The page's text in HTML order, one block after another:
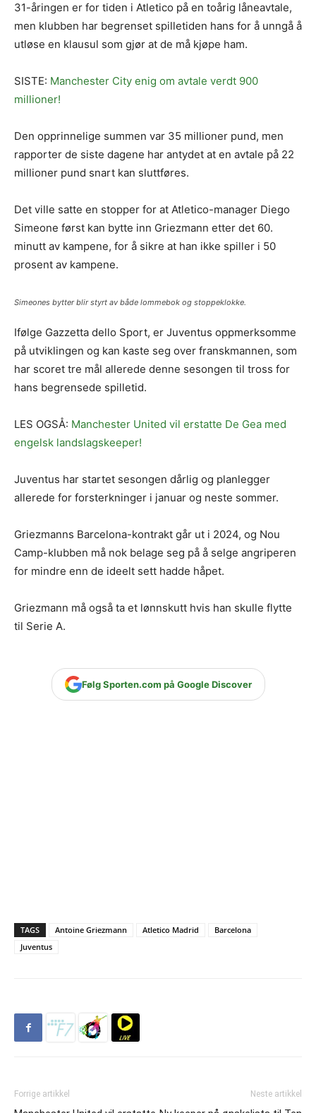
31-åringen er for tiden i Atletico på en toårig låneavtale,
men klubben har begrenset spilletiden hans for å unngå å
utløse en klausul som gjør at de må kjøpe ham.
SISTE: Manchester City enig om avtale verdt 900
millioner!
Den opprinnelige summen var 35 millioner pund, men
rapporter de siste dagene har antydet at en avtale på 22
millioner pund snart kan sluttføres.
Det ville satte en stopper for at Atletico-manager Diego
Simeone først kan bytte inn Griezmann etter det 60.
minutt av kampene, for å sikre at han ikke spiller i 50
prosent av kampene.
Simeones bytter blir styrt av både lommebok og stoppeklokke.
Ifølge Gazzetta dello Sport, er Juventus oppmerksomme
på utviklingen og kan kaste seg over franskmannen, som
har scoret tre mål allerede denne sesongen til tross for
hans begrensede spilletid.
LES OGSÅ: Manchester United vil erstatte De Gea med
engelsk landslagskeeper!
Juventus har startet sesongen dårlig og planlegger
allerede for forsterkninger i januar og neste sommer.
Griezmanns Barcelona-kontrakt går ut i 2024, og Nou
Camp-klubben må nok belage seg på å selge angriperen
for mindre enn de ideelt sett hadde håpet.
Griezmann må også ta et lønnskutt hvis han skulle flytte
til Serie A.
Følg Sporten.com på Google Discover
TAGS Antoine Griezmann Atletico Madrid
Barcelona
Juventus
Forrige artikkel Neste artikkel